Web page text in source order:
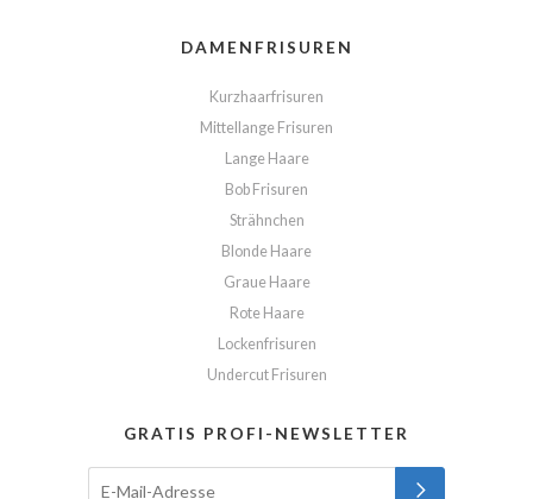
DAMENFRISUREN
Kurzhaarfrisuren
Mittellange Frisuren
Lange Haare
Bob Frisuren
Strähnchen
Blonde Haare
Graue Haare
Rote Haare
Lockenfrisuren
Undercut Frisuren
GRATIS PROFI-NEWSLETTER